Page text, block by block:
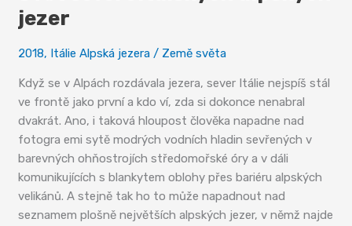
jezer
2018, Itálie Alpská jezera / Země světa
Když se v Alpách rozdávala jezera, sever Itálie nejspíš stál
ve frontě jako první a kdo ví, zda si dokonce nenabral
dvakrát. Ano, i taková hloupost člověka napadne nad
fotogra emi sytě modrých vodních hladin sevřených v
barevných ohňostrojích středomořské óry a v dáli
komunikujících s blankytem oblohy přes bariéru alpských
velikánů. A stejně tak ho to může napadnout nad
seznamem plošně největších alpských jezer, v němž najde